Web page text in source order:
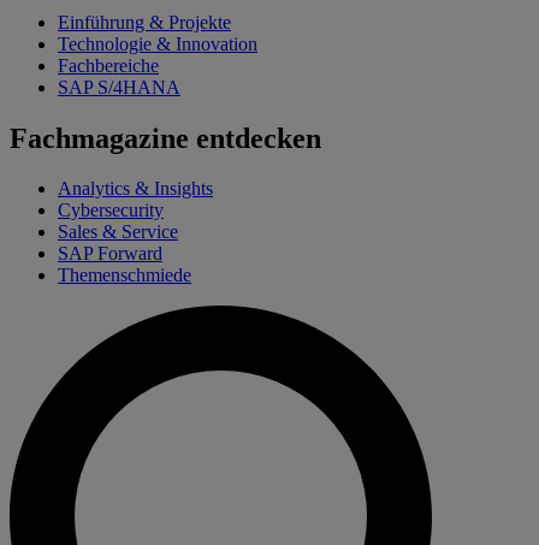
Einführung & Projekte
Technologie & Innovation
Fachbereiche
SAP S/4HANA
Fachmagazine entdecken
Analytics & Insights
Cybersecurity
Sales & Service
SAP Forward
Themenschmiede